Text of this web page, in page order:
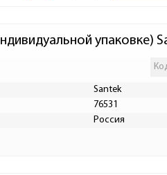
упаковке)
Santek
76531
Россия